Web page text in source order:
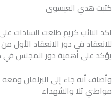
كتبت هدي العيسوي
اكد النائب كريم طلعت السادات
للانعقاد في دور الانعقاد
يؤكد على أهمية دور المجلس في
وأضاف أنه جاء إلى البرلمان
مواطني تلا والشهداء